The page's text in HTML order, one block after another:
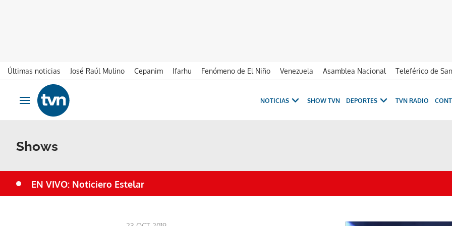
Últimas noticias José Raúl Mulino Cepanim Ifarhu Fenómeno de El Niño Venezuela Asamblea Nacional Teleférico de
Ir al contenido
Obrir navegació
NOTICIAS SHOW TVN DEPORTES TVN RADIO
Shows
EN VIVO: Noticiero Estelar